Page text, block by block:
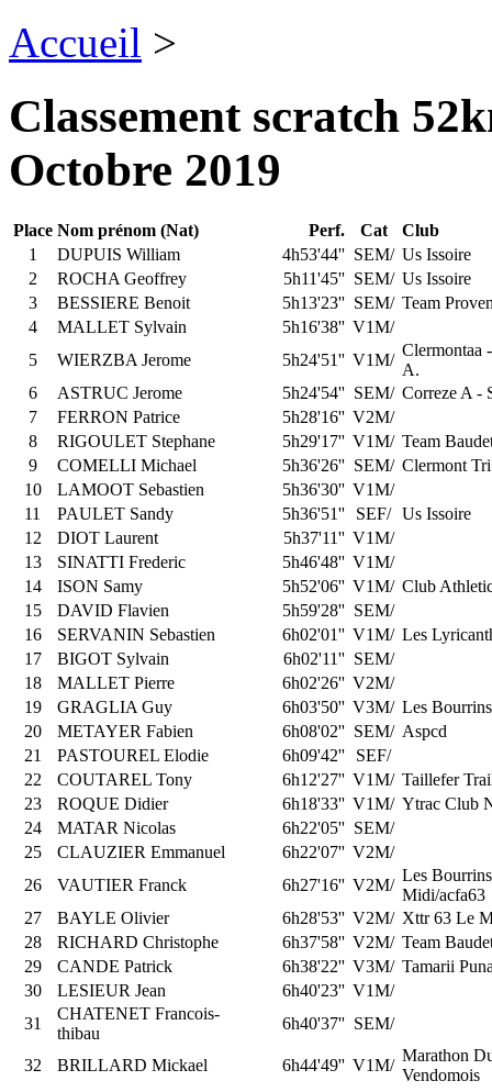
Accueil >
Classement scratch
Octobre 2019
Place Nom prénom (Nat) Perf. Cat
Club
1
DUPUIS William 4h53'44'' SEM/ Us Issoire
2
ROCHA Geoffrey 5h11'45'' SEM/ Us Issoire
3
BESSIERE Benoit 5h13'23'' SEM/ Team
4
MALLET Sylvain 5h16'38'' V1M/
5
WIERZBA Jerome 5h24'51'' V1M/
Clermontaa
A.
6
ASTRUC Jerome 5h24'54'' SEM/ Correze A -
7
FERRON Patrice 5h28'16'' V2M/
8
RIGOULET Stephane 5h29'17'' V1M/ Team
9
COMELLI Michael 5h36'26'' SEM/ Clermont Tri
10
LAMOOT Sebastien 5h36'30'' V1M/
11
PAULET Sandy 5h36'51'' SEF/ Us Issoire
12
DIOT Laurent 5h37'11'' V1M/
13
SINATTI Frederic 5h46'48'' V1M/
14
ISON Samy 5h52'06'' V1M/ Club
15
DAVID Flavien 5h59'28'' SEM/
16
SERVANIN Sebastien 6h02'01'' V1M/ Les
17
BIGOT Sylvain 6h02'11'' SEM/
18
MALLET Pierre 6h02'26'' V2M/
19
GRAGLIA Guy 6h03'50'' V3M/ Les
20
METAYER Fabien 6h08'02'' SEM/ Aspcd
21
PASTOUREL Elodie 6h09'42''
SEF/
22
COUTAREL Tony 6h12'27'' V1M/ Taillefer
23
ROQUE Didier 6h18'33'' V1M/ Ytrac Club
24
MATAR Nicolas 6h22'05'' SEM/
25
CLAUZIER Emmanuel 6h22'07'' V2M/
26
VAUTIER Franck 6h27'16'' V2M/
Les
Midi/acfa63
27
BAYLE Olivier 6h28'53'' V2M/ Xttr 63 Le
28
RICHARD Christophe 6h37'58'' V2M/ Team
29
CANDE Patrick 6h38'22'' V3M/ Tamarii
30
LESIEUR Jean 6h40'23'' V1M/
31
CHATENET Francois-
thibau
6h40'37'' SEM/
32 BRILLARD Mickael 6h44'49'' V1M/
Marathon
Vendomois